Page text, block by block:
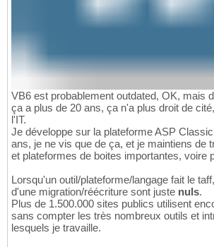
VB6 est probablement outdated, OK, mais
ça a plus de 20 ans, ça n'a plus droit de
l'IT.
Je développe sur la plateforme ASP
ans, je ne vis que de ça, et je maintiens de
et plateformes de boites importantes, voire
Lorsqu'un outil/plateforme/langage fait le
d'une migration/réécriture sont juste nuls.
Plus de 1.500.000 sites publics utilisent
sans compter les très nombreux outils et
lesquels je travaille.